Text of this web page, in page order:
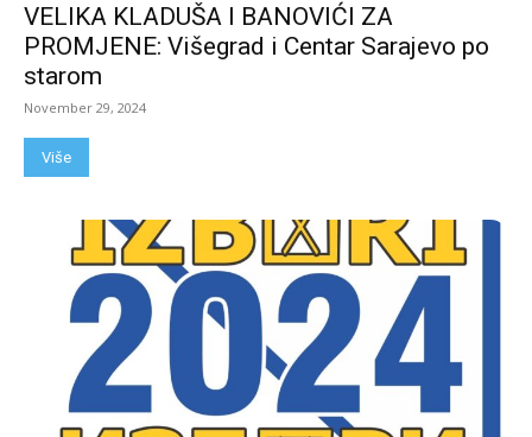
VELIKA KLADUŠA I BANOVIĆI ZA
PROMJENE: Višegrad i Centar Sarajevo po
starom
November 29, 2024
Više